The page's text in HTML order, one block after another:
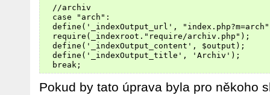
  //archiv
  case "arch":
define('_indexOutput_url',
  require(_indexroot."require/archiv.php");
  define('_indexOutput_content', $output);
  define('_indexOutput_title', 'Archiv');
Pokud by tato úprava byla pro někoho